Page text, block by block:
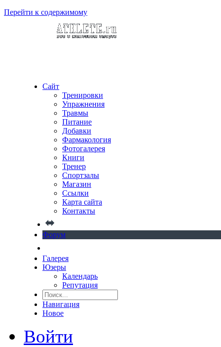
Перейти к содержимому
Сайт
Тренировки
Упражнения
Травмы
Питание
Добавки
Фармакология
Фотогалерея
Книги
Тренер
Спортзалы
Магазин
Ссылки
Карта сайта
Контакты
Форум
Галерея
Юзеры
Календарь
Репутация
Навигация
Новое
Войти